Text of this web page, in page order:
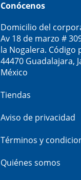
Conócenos
Domicilio del
Av 18 de marzo #
la Nogalera. Código
44470 Guadalajara,
México
Tiendas
Aviso de privacidad
Términos y
Quiénes somos